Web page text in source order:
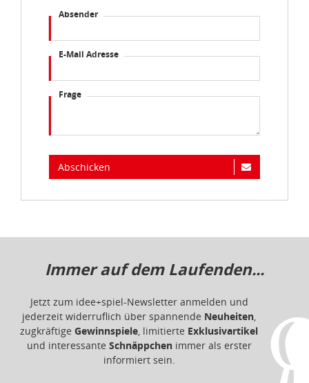
Absender
E-Mail Adresse
Frage
Abschicken
Immer auf dem Laufenden...
Jetzt zum idee+spiel-Newsletter anmelden und
jederzeit widerruflich über spannende Neuheiten,
zugkräftige Gewinnspiele, limitierte Exklusivartikel
und interessante Schnäppchenimmer als erster
informiert sein.